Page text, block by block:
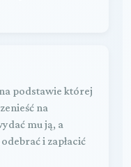
podstawie której
na
mu ją, a
i zapłacić